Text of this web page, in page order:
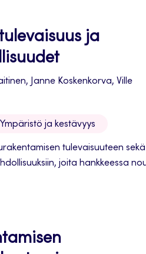
ja
Janne Koskenkorva, Ville
Ympäristö ja kestävyys
tulevaisuuteen sekä
joita hankkeessa